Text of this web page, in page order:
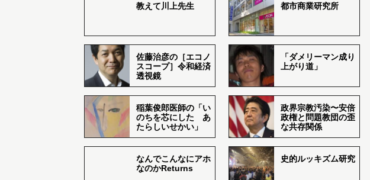
教えて川上先生 都市商業研究所
佐藤治彦の［エコノ
スコープ］令和経済
透視鏡
「ダメリーマン成り
上がり道」
稲葉俊郎医師の「い
のちを芯にした あ
たらしいせかい」
政界宗教汚染〜安倍
政権と問題教団の歪
な共存関係
なんでこんなにアホ
なのかReturns
史的ルッキズム研究